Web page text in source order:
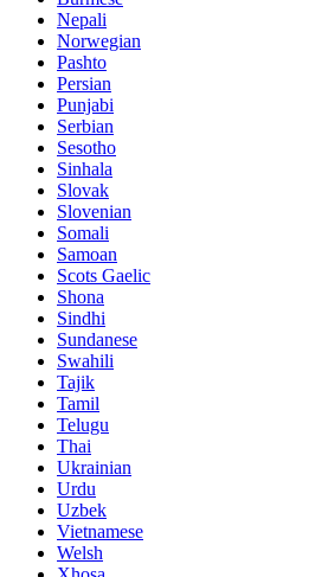
Nepali
Norwegian
Pashto
Persian
Punjabi
Serbian
Sesotho
Sinhala
Slovak
Slovenian
Somali
Samoan
Scots Gaelic
Shona
Sindhi
Sundanese
Swahili
Tajik
Tamil
Telugu
Thai
Ukrainian
Urdu
Uzbek
Vietnamese
Welsh